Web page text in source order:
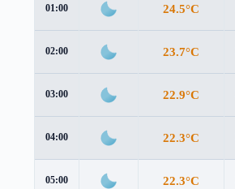
01:00 24.5°C
02:00 23.7°C
03:00 22.9°C
04:00 22.3°C
05:00 22.3°C